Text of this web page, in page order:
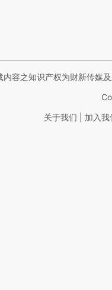
内容之知识产权为财新传媒
关于我们 加入我